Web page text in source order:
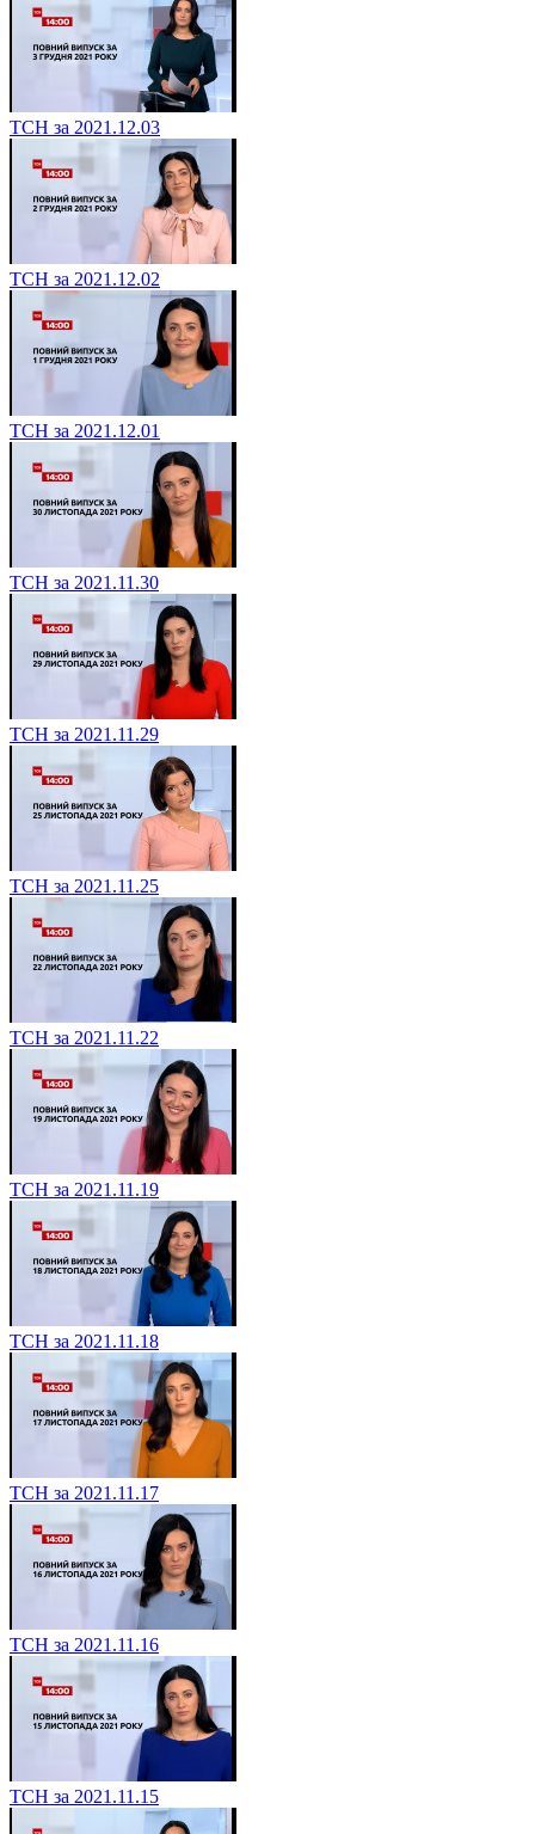
ТСН за 2021.12.03
ТСН за 2021.12.02
ТСН за 2021.12.01
ТСН за 2021.11.30
ТСН за 2021.11.29
ТСН за 2021.11.25
ТСН за 2021.11.22
ТСН за 2021.11.19
ТСН за 2021.11.18
ТСН за 2021.11.17
ТСН за 2021.11.16
ТСН за 2021.11.15